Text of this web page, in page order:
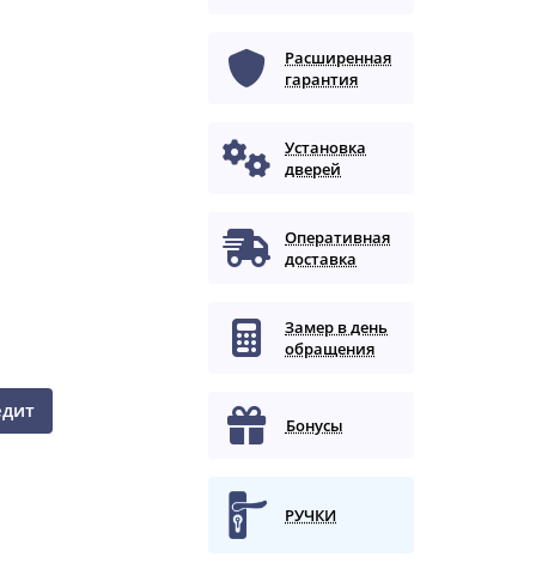
Расширенная
гарантия
Установка
дверей
Оперативная
доставка
Замер в день
обращения
Бонусы
РУЧКИ